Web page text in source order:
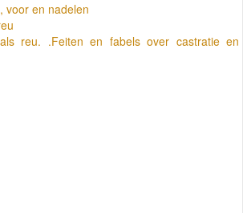
voor en nadelen
reu. .Feiten en fabels over castratie en